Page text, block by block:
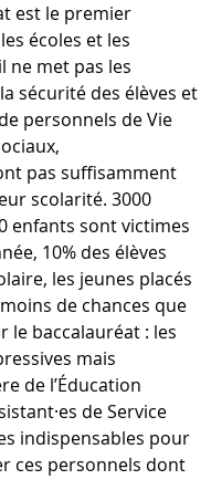
est le premier
écoles et les
ne met pas les
sécurité des élèves et
personnels de Vie
pas suffisamment
scolarité. 3000
enfants sont victimes
10% des élèves
les jeunes placés
de chances que
le baccalauréat : les
mais
de l’Éducation
de Service
indispensables pour
ces personnels dont